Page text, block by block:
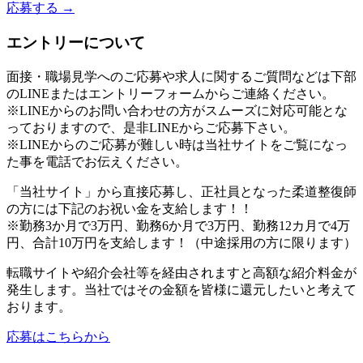
応募する →
エントリーについて
面接・職場見学へのご応募や求人に関するご質問などは下部
のLINEまたはエントリーフォームからご連絡ください。
※LINEからのお問い合わせの方がスムーズに対応可能とな
っておりますので、是非LINEからご応募下さい。
※LINEからのご応募が難しい時は当社サイトをご覧になっ
た事を電話でお伝えください。
「当社サイト」から直接応募し、正社員となった柔道整復師
の方には下記のお祝い金を支給します！！
※勤務3か月で3万円、勤務6か月で3万円、勤務12カ月で4万
円、合計10万円を支給します！（中途採用の方に限ります）
転職サイトや紹介会社等を経由されますと高額な紹介料金が
発生します。当社ではその金額を皆様に還元したいと考えて
おります。
応募はこちらから